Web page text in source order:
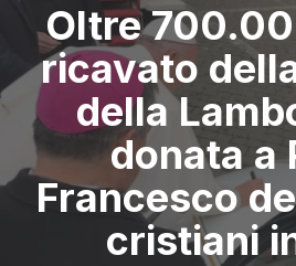
Oltre
ricavato
della
donata a
Francesco
cristiani